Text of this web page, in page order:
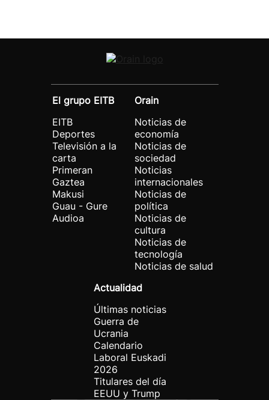
El grupo EITB
EITB
Deportes
Televisión a la
carta
Primeran
Gaztea
Makusi
Guau - Gure
Audioa
Orain
Noticias de
economía
Noticias de
sociedad
Noticias
internacionales
Noticias de
política
Noticias de
cultura
Noticias de
tecnología
Noticias de salud
Actualidad
Últimas noticias
Guerra de
Ucrania
Calendario
Laboral Euskadi
2026
Titulares del día
EEUU y Trump